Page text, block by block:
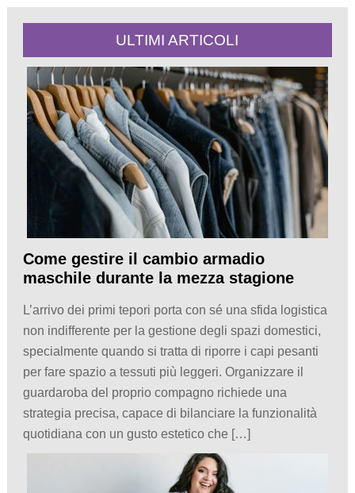
ULTIMI ARTICOLI
Come gestire il cambio armadio
maschile durante la mezza stagione
L’arrivo dei primi tepori porta con sé una sfida logistica
non indifferente per la gestione degli spazi domestici,
specialmente quando si tratta di riporre i capi pesanti
per fare spazio a tessuti più leggeri. Organizzare il
guardaroba del proprio compagno richiede una
strategia precisa, capace di bilanciare la funzionalità
quotidiana con un gusto estetico che […]